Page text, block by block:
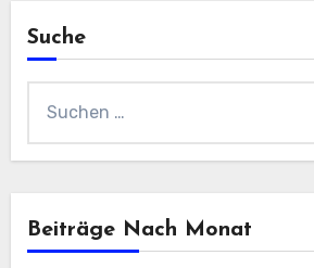
Suche
Beiträge Nach Monat